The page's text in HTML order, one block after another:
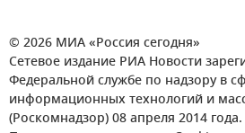
© 2026 МИА «Россия сегодня»
Сетевое издание РИА Новости
Федеральной службе по надзору в
информационных технологий и
(Роскомнадзор) 08 апреля 2014 года.